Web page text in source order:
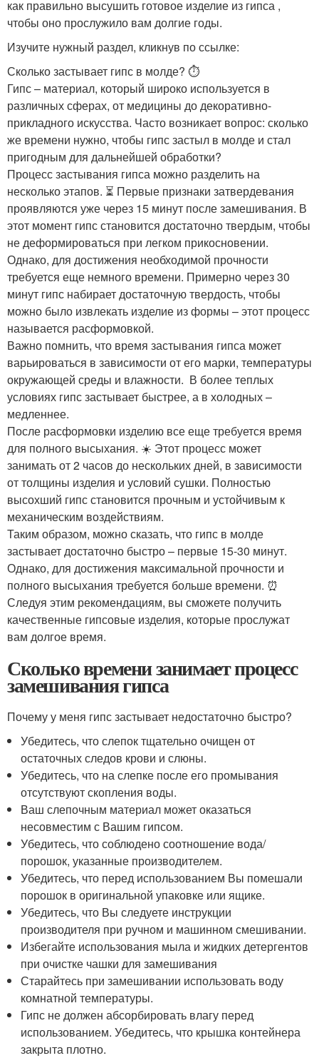
как правильно высушить готовое изделие из гипса ,
чтобы оно прослужило вам долгие годы.
Изучите нужный раздел, кликнув по ссылке:
Сколько застывает гипс в молде? ⏱️
Гипс – материал, который широко используется в
различных сферах, от медицины до декоративно-
прикладного искусства. Часто возникает вопрос: сколько
же времени нужно, чтобы гипс застыл в молде и стал
пригодным для дальнейшей обработки?
Процесс застывания гипса можно разделить на
несколько этапов. ⏳ Первые признаки затвердевания
проявляются уже через 15 минут после замешивания. В
этот момент гипс становится достаточно твердым, чтобы
не деформироваться при легком прикосновении. ️
Однако, для достижения необходимой прочности
требуется еще немного времени. Примерно через 30
минут гипс набирает достаточную твердость, чтобы
можно было извлекать изделие из формы – этот процесс
называется расформовкой.
Важно помнить, что время застывания гипса может
варьироваться в зависимости от его марки, температуры
окружающей среды и влажности. ️ В более теплых
условиях гипс застывает быстрее, а в холодных –
медленнее.
После расформовки изделию все еще требуется время
для полного высыхания. ☀️ Этот процесс может
занимать от 2 часов до нескольких дней, в зависимости
от толщины изделия и условий сушки. Полностью
высохший гипс становится прочным и устойчивым к
механическим воздействиям.
Таким образом, можно сказать, что гипс в молде
застывает достаточно быстро – первые 15-30 минут.
Однако, для достижения максимальной прочности и
полного высыхания требуется больше времени. ⏰
Следуя этим рекомендациям, вы сможете получить
качественные гипсовые изделия, которые прослужат
вам долгое время.
Сколько времени занимает процесс
замешивания гипса
Почему у меня гипс застывает недостаточно быстро?
Убедитесь, что слепок тщательно очищен от
остаточных следов крови и слюны.
Убедитесь, что на слепке после его промывания
отсутствуют скопления воды.
Ваш слепочным материал может оказаться
несовместим с Вашим гипсом.
Убедитесь, что соблюдено соотношение вода/
порошок, указанные производителем.
Убедитесь, что перед использованием Вы помешали
порошок в оригинальной упаковке или ящике.
Убедитесь, что Вы следуете инструкции
производителя при ручном и машинном смешивании.
Избегайте использования мыла и жидких детергентов
при очистке чашки для замешивания
Старайтесь при замешивании использовать воду
комнатной температуры.
Гипс не должен абсорбировать влагу перед
использованием. Убедитесь, что крышка контейнера
закрыта плотно.